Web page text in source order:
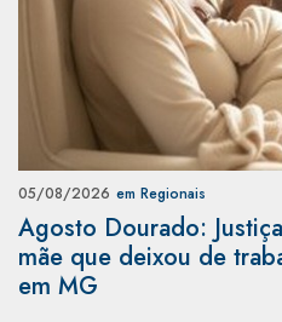
05/08/2026 em Regionais
Agosto Dourado:
mãe que deixou de
em MG